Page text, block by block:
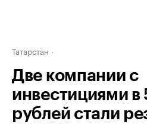
Татарстан
Две компании с
инвестициями
рублей стали